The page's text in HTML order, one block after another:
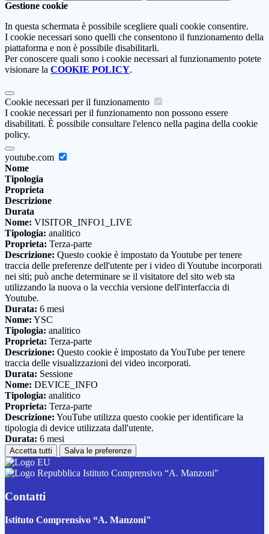
Gestione cookie
In questa schermata è possibile scegliere quali cookie consentire.
I cookie necessari sono quelli che consentono il funzionamento della
piattaforma e non è possibile disabilitarli.
Per conoscere quali sono i cookie necessari al funzionamento potete
visionare la COOKIE POLICY.
Cookie necessari per il funzionamento
I cookie necessari per il funzionamento non possono essere
disabilitati. È possibile consultare l'elenco nella pagina della cookie
policy.
youtube.com
Nome
Tipologia
Proprieta
Descrizione
Durata
Nome: VISITOR_INFO1_LIVE
Tipologia: analitico
Proprieta: Terza-parte
Descrizione: Questo cookie è impostato da Youtube per tenere
traccia delle preferenze dell'utente per i video di Youtube incorporati
nei siti; può anche determinare se il visitatore del sito web sta
utilizzando la nuova o la vecchia versione dell'interfaccia di
Youtube.
Durata: 6 mesi
Nome: YSC
Tipologia: analitico
Proprieta: Terza-parte
Descrizione: Questo cookie è impostato da YouTube per tenere
traccia delle visualizzazioni dei video incorporati.
Durata: Sessione
Nome: DEVICE_INFO
Tipologia: analitico
Proprieta: Terza-parte
Descrizione: YouTube utilizza questo cookie per identificare la
tipologia di device utilizzata dall'utente.
Durata: 6 mesi
Accetta tutti Salva le preferenze
Istituto Comprensivo “A. Manzoni"
Contatti
Istituto Comprensivo “A. Manzoni"